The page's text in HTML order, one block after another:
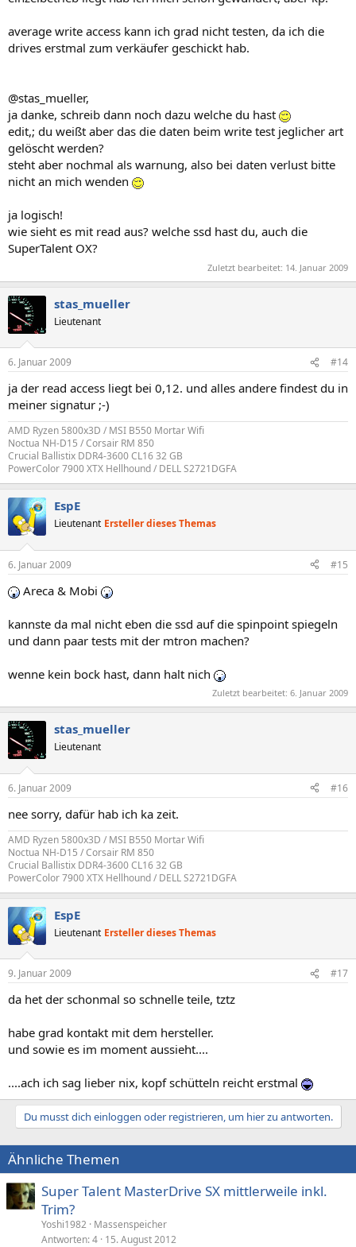
average write access kann ich grad nicht testen, da ich die
drives erstmal zum verkäufer geschickt hab.
@stas_mueller,
ja danke, schreib dann noch dazu welche du hast
edit,; du weißt aber das die daten beim write test jeglicher art
gelöscht werden?
steht aber nochmal als warnung, also bei daten verlust bitte
nicht an mich wenden
ja logisch!
wie sieht es mit read aus? welche ssd hast du, auch die
SuperTalent OX?
Zuletzt bearbeitet: 14. Januar 2009
stas_mueller
Lieutenant
6. Januar 2009 #14
ja der read access liegt bei 0,12. und alles andere findest du in
meiner signatur ;-)
AMD Ryzen 5800x3D / MSI B550 Mortar Wifi
Noctua NH-D15 / Corsair RM 850
Crucial Ballistix DDR4-3600 CL16 32 GB
PowerColor 7900 XTX Hellhound / DELL S2721DGFA
EspE
Lieutenant Ersteller dieses Themas
6. Januar 2009 #15
Areca & Mobi
kannste da mal nicht eben die ssd auf die spinpoint spiegeln
und dann paar tests mit der mtron machen?
wenne kein bock hast, dann halt nich
Zuletzt bearbeitet: 6. Januar 2009
stas_mueller
Lieutenant
6. Januar 2009 #16
nee sorry, dafür hab ich ka zeit.
AMD Ryzen 5800x3D / MSI B550 Mortar Wifi
Noctua NH-D15 / Corsair RM 850
Crucial Ballistix DDR4-3600 CL16 32 GB
PowerColor 7900 XTX Hellhound / DELL S2721DGFA
EspE
Lieutenant Ersteller dieses Themas
9. Januar 2009 #17
da het der schonmal so schnelle teile, tztz
habe grad kontakt mit dem hersteller.
und sowie es im moment aussieht....
....ach ich sag lieber nix, kopf schütteln reicht erstmal
Du musst dich einloggen oder registrieren, um hier zu antworten.
Ähnliche Themen
Super Talent MasterDrive SX mittlerweile inkl.
Trim?
Yoshi1982 Massenspeicher
Antworten 4 15. August 2012